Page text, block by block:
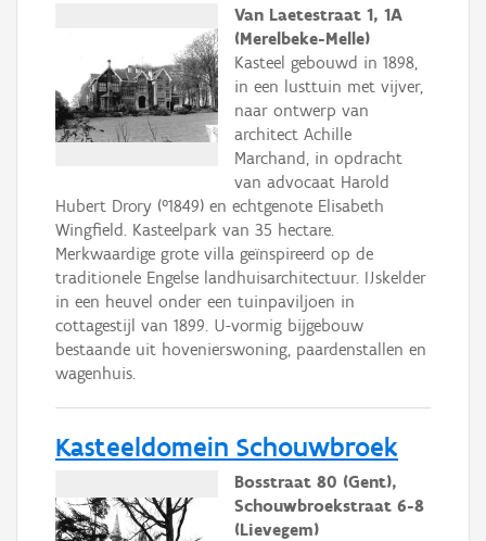
Van Laetestraat 1, 1A
(Merelbeke-Melle)
Kasteel gebouwd in 1898,
in een lusttuin met vijver,
naar ontwerp van
architect Achille
Marchand, in opdracht
van advocaat Harold
Hubert Drory (°1849) en echtgenote Elisabeth
Wingfield. Kasteelpark van 35 hectare.
Merkwaardige grote villa geïnspireerd op de
traditionele Engelse landhuisarchitectuur. IJskelder
in een heuvel onder een tuinpaviljoen in
cottagestijl van 1899. U-vormig bijgebouw
bestaande uit hovenierswoning, paardenstallen en
wagenhuis.
Kasteeldomein Schouwbroek
Bosstraat 80 (Gent),
Schouwbroekstraat 6-8
(Lievegem)